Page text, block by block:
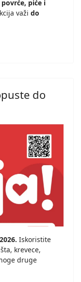
piće i
važi do
do
Iskoristite
krevece,
druge